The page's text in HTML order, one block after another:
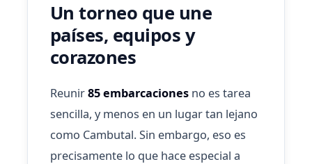
Un torneo que une
países, equipos y
corazones
Reunir85 embarcaciones no es tarea
sencilla, y menos en un lugar tan lejano
como Cambutal. Sin embargo, eso es
precisamente lo que hace especial a